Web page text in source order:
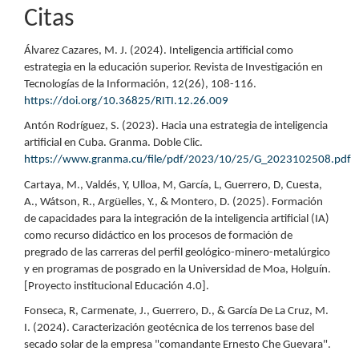
Citas
Álvarez Cazares, M. J. (2024). Inteligencia artificial como
estrategia en la educación superior. Revista de Investigación en
Tecnologías de la Información, 12(26), 108-116.
https://doi.org/10.36825/RITI.12.26.009
Antón Rodríguez, S. (2023). Hacia una estrategia de inteligencia
artificial en Cuba. Granma. Doble Clic.
https://www.granma.cu/file/pdf/2023/10/25/G_2023102508.pdf
Cartaya, M., Valdés, Y, Ulloa, M, García, L, Guerrero, D, Cuesta,
A., Wátson, R., Argüelles, Y., & Montero, D. (2025). Formación
de capacidades para la integración de la inteligencia artificial (IA)
como recurso didáctico en los procesos de formación de
pregrado de las carreras del perfil geológico-minero-metalúrgico
y en programas de posgrado en la Universidad de Moa, Holguín.
[Proyecto institucional Educación 4.0].
Fonseca, R, Carmenate, J., Guerrero, D., & García De La Cruz, M.
I. (2024). Caracterización geotécnica de los terrenos base del
secado solar de la empresa "comandante Ernesto Che Guevara".